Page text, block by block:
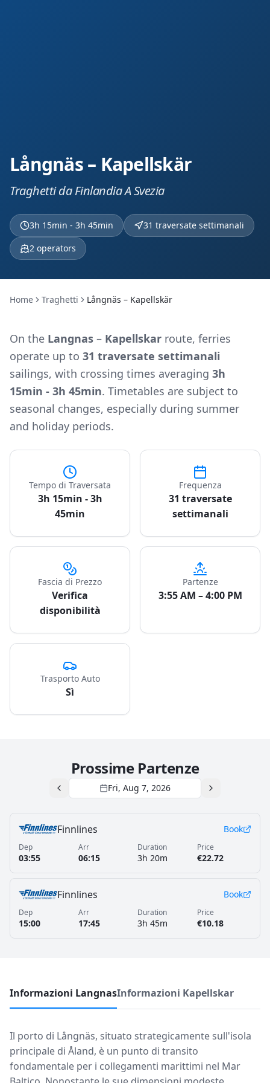
Långnäs – Kapellskär
Traghetti da Finlandia A Svezia
3h 15min - 3h 45min
31 traversate settimanali
2 operators
Home Traghetti Långnäs – Kapellskär
On the Langnas – Kapellskar route, ferries
operate up to 31 traversate settimanali
sailings, with crossing times averaging 3h
15min - 3h 45min. Timetables are subject to
seasonal changes, especially during summer
and holiday periods.
Tempo di Traversata
3h 15min - 3h
45min
Frequenza
31 traversate
settimanali
Fascia di Prezzo
Verifica
disponibilità
Partenze
3:55 AM – 4:00 PM
Trasporto Auto
Sì
Prossime Partenze
Fri, Aug 7, 2026
Finnlines Book
Dep
03:55
Arr
06:15
Duration
3h 20m
Price
€22.72
Finnlines Book
Dep
15:00
Arr
17:45
Duration
3h 45m
Price
€10.18
Informazioni LangnasInformazioni Kapellskar
Il porto di Långnäs, situato strategicamente sull'isola
principale di Åland, è un punto di transito
fondamentale per i collegamenti marittimi nel Mar